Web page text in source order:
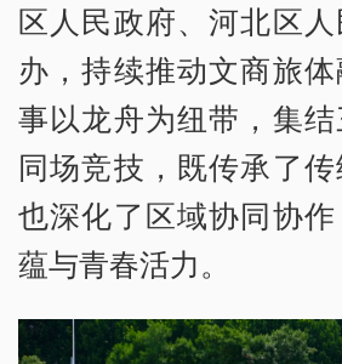
区人民政府、河北区
办，持续推动文商旅
事以龙舟为纽带，集
同场竞技，既传承了传
也深化了区域协同协
蕴与青春活力。